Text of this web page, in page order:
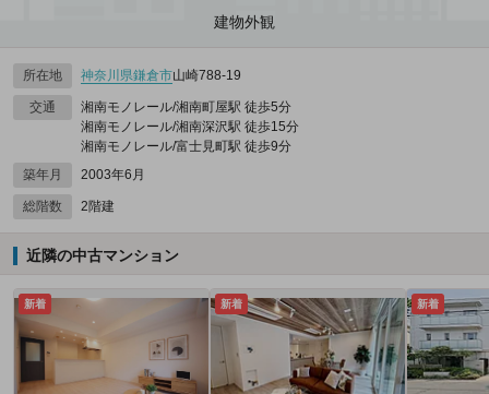
建物外観
所在地 神奈川県鎌倉市山崎788‐19
交通
湘南モノレール/湘南町屋駅 徒歩5分
湘南モノレール/湘南深沢駅 徒歩15分
湘南モノレール/富士見町駅 徒歩9分
築年月
2003年6月
総階数 2階建
近隣の中古マンション
新着 新着 新着